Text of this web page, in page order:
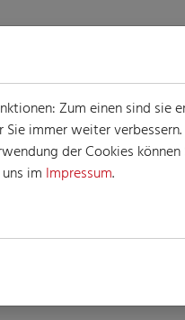
Zum einen sind
immer weiter
der Cookies
im Impressum.